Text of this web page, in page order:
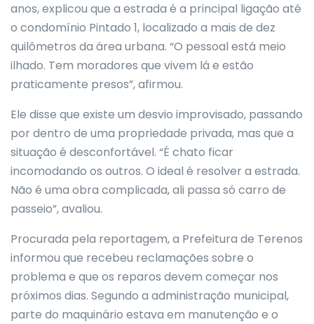
anos, explicou que a estrada é a principal ligação até
o condomínio Pintado 1, localizado a mais de dez
quilômetros da área urbana. “O pessoal está meio
ilhado. Tem moradores que vivem lá e estão
praticamente presos”, afirmou.
Ele disse que existe um desvio improvisado, passando
por dentro de uma propriedade privada, mas que a
situação é desconfortável. “É chato ficar
incomodando os outros. O ideal é resolver a estrada.
Não é uma obra complicada, ali passa só carro de
passeio”, avaliou.
Procurada pela reportagem, a Prefeitura de Terenos
informou que recebeu reclamações sobre o
problema e que os reparos devem começar nos
próximos dias. Segundo a administração municipal,
parte do maquinário estava em manutenção e o